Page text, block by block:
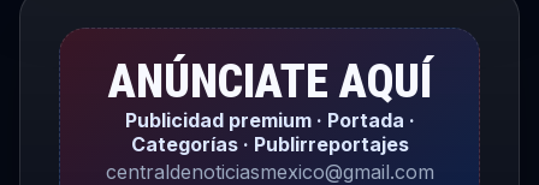
ANÚNCIATE AQUÍ
Publicidad premium · Portada ·
Categorías · Publirreportajes
centraldenoticiasmexico@gmail.com